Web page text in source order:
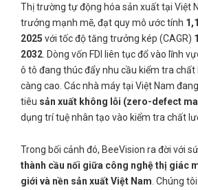
Thị trường tự động hóa sản xuất tại Việt
trưởng mạnh mẽ, đạt quy mô ước tính
2025 với tốc độ tăng trưởng kép (CAGR)
2032 . Dòng vốn FDI liên tục đổ vào lĩnh
ô tô đang thúc đẩy nhu cầu kiểm tra
càng cao. Các nhà máy tại Việt Nam
tiêu sản xuất không lỗi (zero-defect
dụng trí tuệ nhân tạo vào kiểm tra chất
Trong bối cảnh đó, BeeVision ra đời với
thành cầu nối giữa công nghệ thị giác
giới và nền sản xuất Việt Nam . Chúng